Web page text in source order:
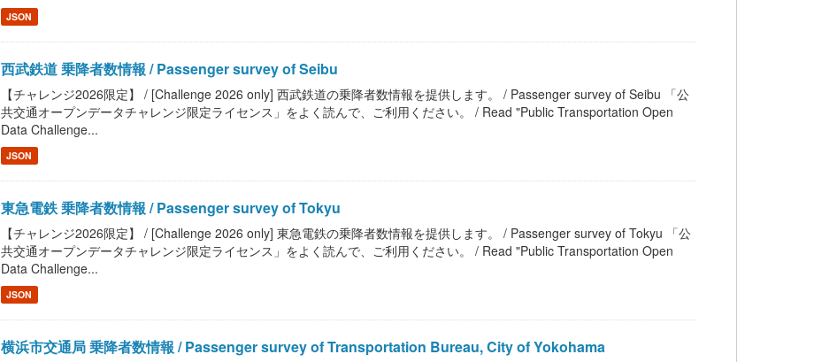
JSON
西武鉄道 乗降者数情報 / Passenger survey of Seibu
【チャレンジ2026限定】 / [Challenge 2026 only] 西武鉄道の乗降者数情報を提供します。 / Passenger survey of Seibu 「公
共交通オープンデータチャレンジ限定ライセンス」をよく読んで、ご利用ください。 / Read "Public Transportation Open
Data Challenge...
JSON
東急電鉄 乗降者数情報 / Passenger survey of Tokyu
【チャレンジ2026限定】 / [Challenge 2026 only] 東急電鉄の乗降者数情報を提供します。 / Passenger survey of Tokyu 「公
共交通オープンデータチャレンジ限定ライセンス」をよく読んで、ご利用ください。 / Read "Public Transportation Open
Data Challenge...
JSON
横浜市交通局 乗降者数情報 / Passenger survey of Transportation Bureau, City of Yokohama